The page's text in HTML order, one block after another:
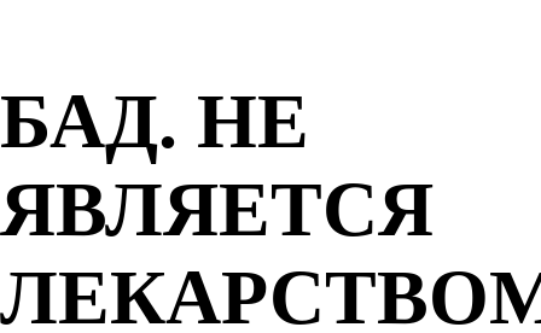
БАД. НЕ
ЯВЛЯЕТСЯ